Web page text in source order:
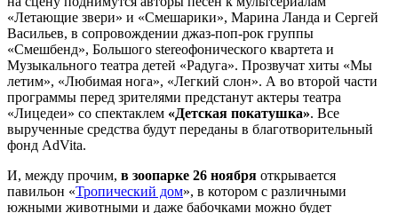
«Летающие звери» и «Смешарики», Марина Ланда и Сергей
Васильев, в сопровождении джаз-поп-рок группы
«Смешбенд», Большого stereoфонического квартета и
Музыкального театра детей «Радуга». Прозвучат хиты «Мы
летим», «Любимая нога», «Легкий слон». А во второй части
программы перед зрителями предстанут актеры театра
«Лицедеи» со спектаклем «Детская покатушка». Все
вырученные средства будут переданы в благотворительный
фонд AdVita.
И, между прочим, в зоопарке 26 ноября открывается
павильон «Тропический дом», в котором с различными
южными животными и даже бабочками можно будет